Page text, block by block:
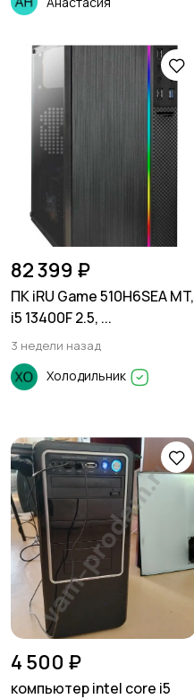
82 399 ₽
ПК iRU Game 510H6SEA MT,
i5 13400F 2.5, ...
3 недели назад
Холодильник
4 500 ₽
компьютер intel core i5